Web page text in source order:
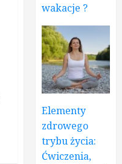
wakacje ?
Elementy
zdrowego
trybu życia:
Ćwiczenia,